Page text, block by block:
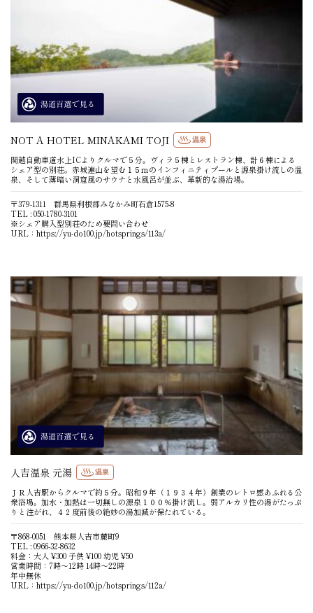
NOT A HOTEL MINAKAMI TOJI 温泉
関越自動車道水上ICよりクルマで５分。ヴィラ５棟とレストラン棟、計６棟による
シェア型の別荘。赤城連山を望む１５ｍのインフィニティプールと源泉掛け流しの温
泉、そして薄暗い洞窟風のサウナと水風呂が並ぶ、革新的な湯治場。
〒379-1311 群馬県利根郡みなかみ町石倉1575-8
TEL : 050-1780-3101
※シェア購入型別荘のため要問い合わせ
URL： https://yu-do100.jp/hotsprings/113a/
人吉温泉 元湯 温泉
ＪＲ人吉駅からクルマで約５分。昭和９年（１９３４年）創業のレトロ感あふれる公
衆浴場。加水・加熱は一切無しの源泉１００％掛け流し。弱アルカリ性の湯がたっぷ
りと注がれ、４２度前後の絶妙の湯加減が保たれている。
〒868-0051 熊本県人吉市麓町9
TEL : 0966-32-8632
料金：大人 ¥300 子供 ¥100 幼児 ¥50
営業時間：7時〜12時 14時〜22時
年中無休
URL： https://yu-do100.jp/hotsprings/112a/